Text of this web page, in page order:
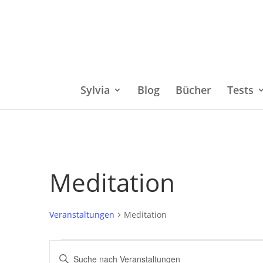
Sylvia Blog Bücher Tests
Meditation
Veranstaltungen Meditation
Veranstaltungen
Bitte